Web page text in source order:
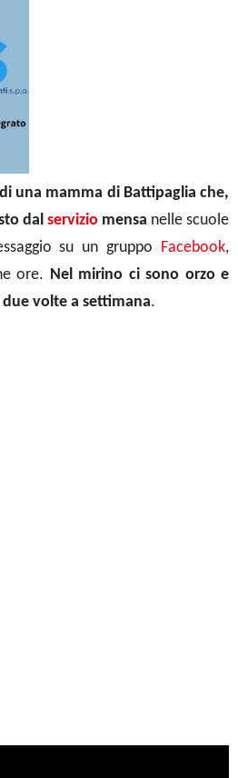
una mamma di Battipaglia che,
dal servizio mensa nelle scuole
su un gruppo Facebook,
ore. Nel mirino ci sono orzo e
volte a settimana.